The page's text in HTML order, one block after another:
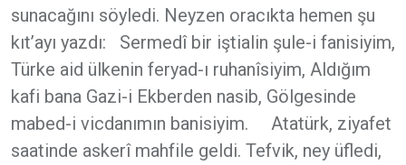
sunacağını söyledi. Neyzen oracıkta hemen şu
kıt’ayı yazdı: Sermedî bir iştialin şule-i fanisiyim,
Türke aid ülkenin feryad-ı ruhanîsiyim, Aldığım
kafi bana Gazi-i Ekberden nasib, Gölgesinde
mabed-i vicdanımın banisiyim. Atatürk, ziyafet
saatinde askerî mahfile geldi. Tefvik, ney üfledi,